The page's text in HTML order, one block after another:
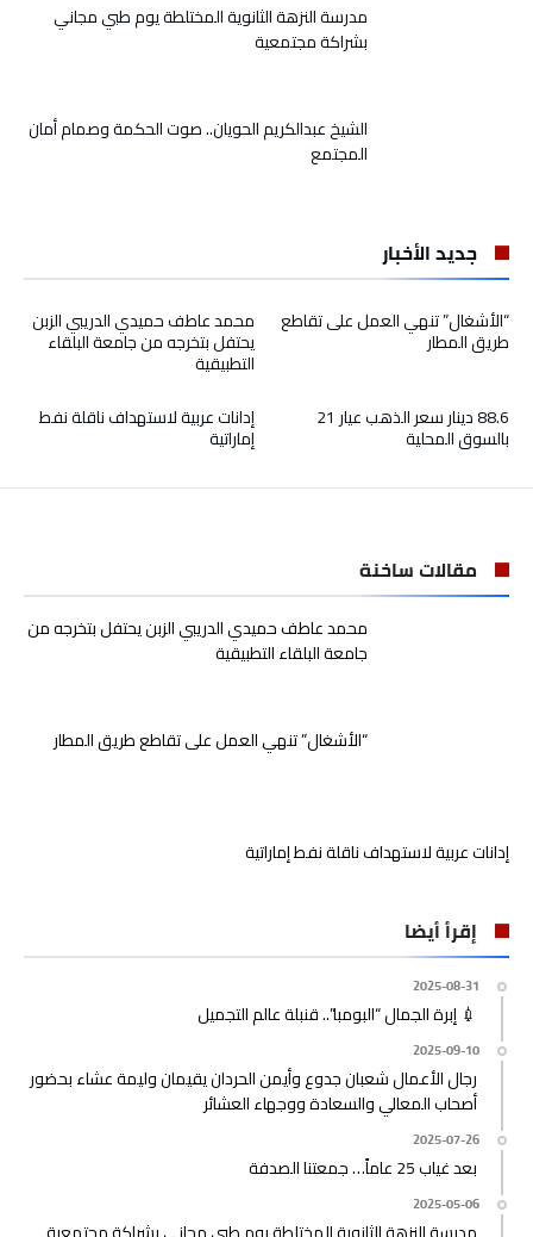
مدرسة النزهة الثانوية المختلطة يوم طبي مجاني
بشراكة مجتمعية
الشيخ عبدالكريم الحويان.. صوت الحكمة وصمام أمان
المجتمع
جديد الأخبار
محمد عاطف حميدي الدريبي الزبن
يحتفل بتخرجه من جامعة البلقاء
التطبيقية
“الأشغال” تنهي العمل على تقاطع
طريق المطار
إدانات عربية لاستهداف ناقلة نفط
إماراتية
88.6 دينار سعر الذهب عيار 21
بالسوق المحلية
مقالات ساخنة
محمد عاطف حميدي الدريبي الزبن يحتفل بتخرجه من
جامعة البلقاء التطبيقية
“الأشغال” تنهي العمل على تقاطع طريق المطار
إدانات عربية لاستهداف ناقلة نفط إماراتية
إقرأ أيضا
2025-08-31
💉 إبرة الجمال “البومبا”.. قنبلة عالم التجميل
2025-09-10
رجال الأعمال شعبان جدوع وأيمن الحردان يقيمان وليمة عشاء بحضور
أصحاب المعالي والسعادة ووجهاء العشائر
2025-07-26
بعد غياب 25 عاماً… جمعتنا الصدفة
2025-05-06